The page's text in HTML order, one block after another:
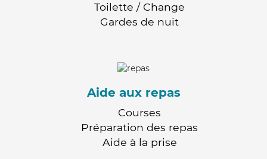
Toilette / Change
Gardes de nuit
Aide aux repas
Courses
Préparation des repas
Aide à la prise